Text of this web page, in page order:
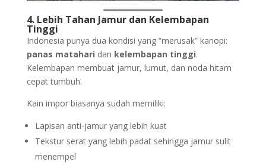
4. Lebih Tahan Jamur dan Kelembapan
Tinggi
Indonesia punya dua kondisi yang “merusak” kanopi:
panas matahari dan kelembapan tinggi.
Kelembapan membuat jamur, lumut, dan noda hitam
cepat tumbuh.
Kain impor biasanya sudah memiliki:
Lapisan anti-jamur yang lebih kuat
Tekstur serat yang lebih padat sehingga jamur sulit
menempel